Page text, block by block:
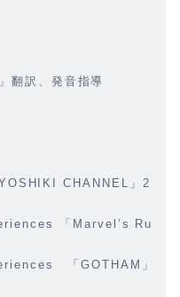
翻訳、発音指導
CHANNEL」2
「Marvel’s Ru
「GOTHAM」